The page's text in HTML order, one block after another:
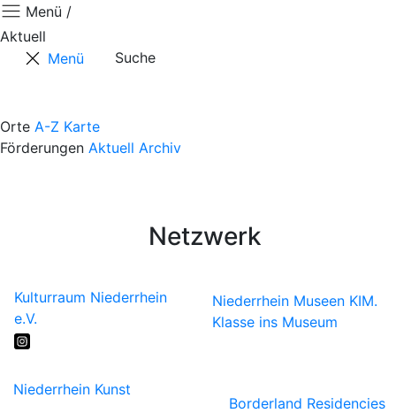
Menü /
Aktuell
Menü
Suche
Orte A-Z Karte
Förderungen Aktuell Archiv
Netzwerk
Kulturraum Niederrhein
e.V.
Niederrhein Museen KIM.
Klasse ins Museum
Niederrhein Kunst
Borderland Residencies